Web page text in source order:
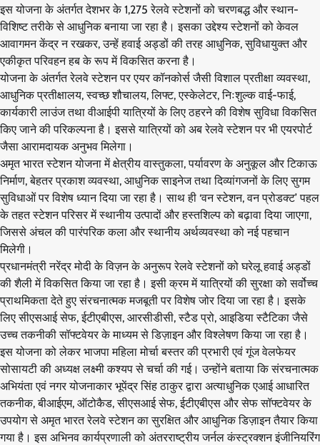
इस योजना के अंतर्गत देशभर के 1,275 रेलवे स्टेशनों को चरणबद्ध और स्थान-
विशिष्ट तरीके से आधुनिक बनाया जा रहा है। इसका उद्देश्य स्टेशनों को केवल
आवागमन केंद्र न रखकर, उन्हें हवाई अड्डों की तरह आधुनिक, सुविधायुक्त और
एकीकृत परिवहन हब के रूप में विकसित करना है।
योजना के अंतर्गत रेलवे स्टेशन पर एयर कॉनकोर्स जैसी विशाल प्रतीक्षा व्यवस्था,
आधुनिक प्रतीक्षालय, स्वच्छ शौचालय, लिफ्ट, एस्केलेटर, निःशुल्क वाई-फाई,
कार्यकारी लाउंज तथा वीआईपी यात्रियों के लिए ठहरने की विशेष सुविधा विकसित
किए जाने की परिकल्पना है। इससे यात्रियों को अब रेलवे स्टेशन पर भी एयरपोर्ट
जैसा आरामदायक अनुभव मिलेगा।
अमृत भारत स्टेशन योजना में क्षेत्रीय वास्तुकला, पर्यावरण के अनुकूल और टिकाऊ
निर्माण, बेहतर प्रकाश व्यवस्था, आधुनिक साइनेज तथा दिव्यांगजनों के लिए सुगम
सुविधाओं पर विशेष ध्यान दिया जा रहा है। साथ ही ‘वन स्टेशन, वन प्रोडक्ट’ पहल
के तहत स्टेशन परिसर में स्थानीय उत्पादों और हस्तशिल्प को बढ़ावा दिया जाएगा,
जिससे अंचल की पारंपरिक कला और स्थानीय अर्थव्यवस्था को नई पहचान
मिलेगी।
प्रधानमंत्री नरेंद्र मोदी के विज़न के अनुरूप रेलवे स्टेशनों को घरेलू हवाई अड्डों
की शैली में विकसित किया जा रहा है। इसी क्रम में यात्रियों की सुरक्षा को सर्वोच्च
प्राथमिकता देते हुए संरचनात्मक मजबूती पर विशेष जोर दिया जा रहा है। इसके
लिए सीएसआई सेफ, ईटीएबीएस, आरसीडीसी, स्टैड प्रो, आइडिया स्टैटिका जैसे
उच्च तकनीकी सॉफ्टवेयर के माध्यम से डिज़ाइन और विश्लेषण किया जा रहा है।
इस योजना को लेकर भाजपा महिला मोर्चा बस्तर की प्रभारी एवं गूंज वेलफेयर
सोसायटी की अध्यक्ष लक्ष्मी कश्यप से चर्चा की गई। उन्होंने बताया कि संरचनात्मक
अभियंता एवं नगर योजनाकार भूपेंद्र सिंह ठाकुर द्वारा अत्याधुनिक एआई आधारित
तकनीक, बीआईएम, ऑटोकैड, सीएसआई सेफ, ईटीएबीएस और सेफ सॉफ्टवेयर के
उपयोग से अमृत भारत रेलवे स्टेशन का सुरक्षित और आधुनिक डिज़ाइन तैयार किया
गया है। इस अभिनव कार्यप्रणाली को अंतरराष्ट्रीय जर्नल कंस्ट्रक्शन इंजीनियरिंग